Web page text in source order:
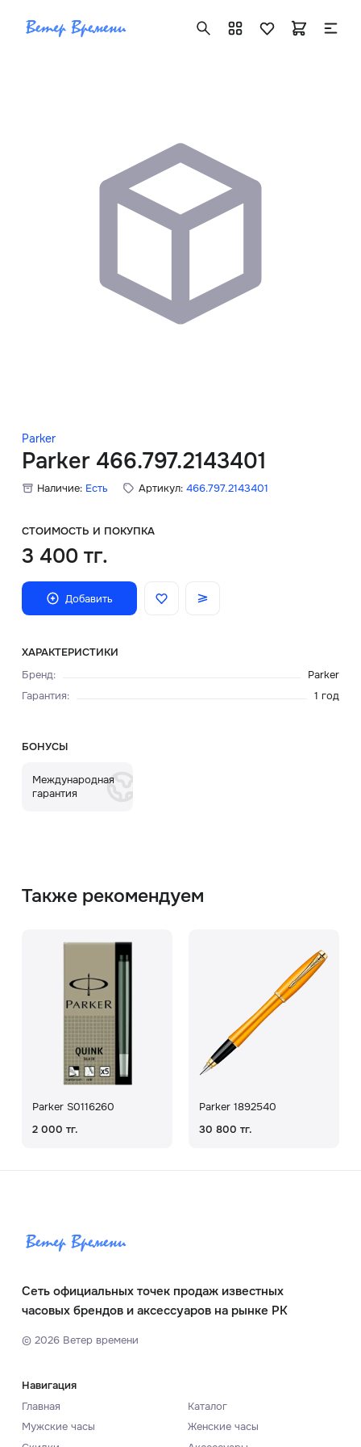
Parker
Parker 466.797.2143401
Наличие: Есть Артикул: 466.797.2143401
СТОИМОСТЬ И ПОКУПКА
3 400 тг.
Добавить
ХАРАКТЕРИСТИКИ
Бренд:
Parker
Гарантия: 1 год
БОНУСЫ
Международная
гарантия
Также рекомендуем
Parker S0116260
2 000 тг.
Parker 1892540
30 800 тг.
Сеть официальных точек продаж известных
часовых брендов и аксессуаров на рынке РК
© 2026Ветер времени
Навигация
Главная
Каталог
Мужские часы
Женские часы
+7 ( 705 ) 181-42-50
info@vetervremeni.kz
Авторизация
Каталог
Мужские часы
Главная
О нас